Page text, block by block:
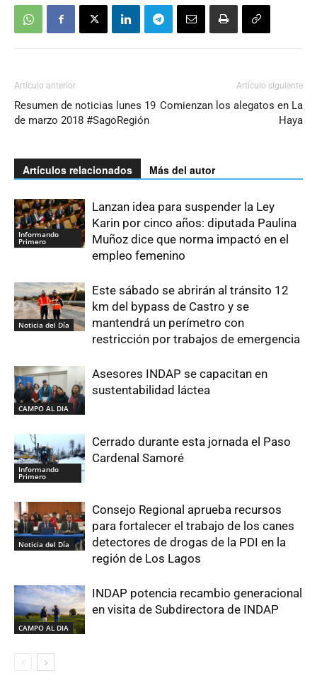
Artículo anterior
Resumen de noticias lunes 19
de marzo 2018 #SagoRegión
Artículo siguiente
Comienzan los alegatos en La
Haya
Artículos relacionados Más del autor
Informando
Primero
Lanzan idea para suspender la Ley
Karin por cinco años: diputada Paulina
Muñoz dice que norma impactó en el
empleo femenino
Noticia del Día
Este sábado se abrirán al tránsito 12
km del bypass de Castro y se
mantendrá un perímetro con
restricción por trabajos de emergencia
CAMPO AL DIA
Asesores INDAP se capacitan en
sustentabilidad láctea
Informando
Primero
Cerrado durante esta jornada el Paso
Cardenal Samoré
Noticia del Día
Consejo Regional aprueba recursos
para fortalecer el trabajo de los canes
detectores de drogas de la PDI en la
región de Los Lagos
CAMPO AL DIA
INDAP potencia recambio generacional
en visita de Subdirectora de INDAP